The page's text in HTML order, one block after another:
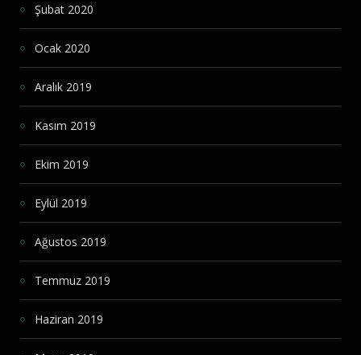
Şubat 2020
Ocak 2020
Aralık 2019
Kasım 2019
Ekim 2019
Eylül 2019
Ağustos 2019
Temmuz 2019
Haziran 2019